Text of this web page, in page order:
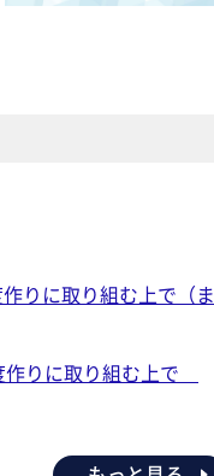
りに取り組む上で（ま
作りに取り組む上で